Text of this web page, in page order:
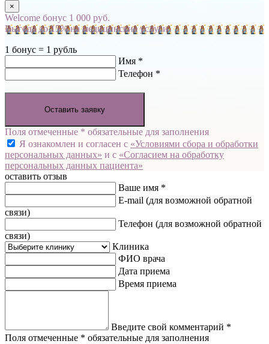
×
Welcome бонус 1 000 руб.
Выгода до 15% на медицинские услуги
1 бонус = 1 рубль
Имя *
Телефон *
Оставить заявку
Поля отмеченные * обязательные для заполнения
Я ознакомлен и согласен с «Условиями сбора и обработки
персональных данных» и с «Согласием на обработку
персональных данных пациента»
оставить отзыв
Ваше имя *
E-mail (для возможной обратной
связи)
Телефон (для возможной обратной
связи)
Клиника
ФИО врача
Дата приема
Время приема
Введите свой комментарий *
Поля отмеченные * обязательные для заполнения